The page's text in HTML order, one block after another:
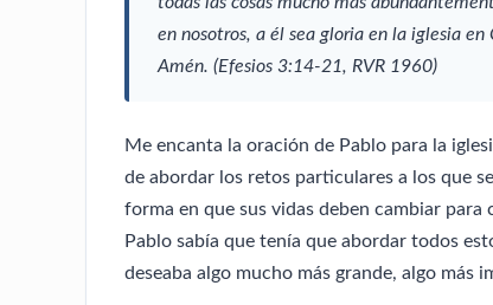
en nosotros, a él sea gloria en la iglesia en
Amén. (Efesios 3:14-21, RVR 1960)
Me encanta la oración de Pablo para la
de abordar los retos particulares a los que
forma en que sus vidas deben cambiar
Pablo sabía que tenía que abordar todos
deseaba algo mucho más grande, algo más